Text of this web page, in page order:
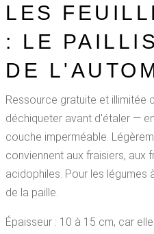
LES
: LE
DE
Ressource gratuite et illimitée
déchiqueter avant d'étaler —
couche imperméable.
conviennent aux fraisiers, aux
acidophiles. Pour les légumes
de la paille.
Épaisseur : 10 à 15 cm, car